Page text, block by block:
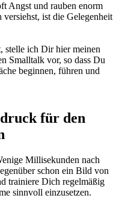
Angst und rauben enorm
ist die Gelegenheit
stelle ich Dir hier meinen
Smalltalk vor, so dass Du
beginnen, führen und
für den
Millisekunden nach
schon ein Bild von
trainiere Dich regelmäßig
sinnvoll einzusetzen.